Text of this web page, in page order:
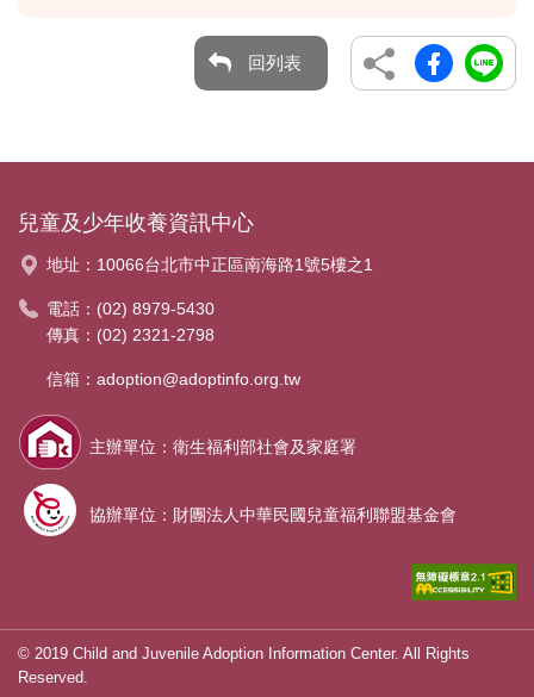
回列表
兒童及少年收養資訊中心
地址： 10066台北市中正區南海路1號5樓之1
電話： (02) 8979-5430
傳真：(02) 2321-2798
信箱： adoption@adoptinfo.org.tw
主辦單位：衛生福利部社會及家庭署
協辦單位：財團法人中華民國兒童福利聯盟基金會
© 2019 Child and Juvenile Adoption Information Center. All Rights
Reserved.